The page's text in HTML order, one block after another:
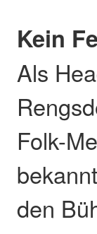
Kein
Als
Folk-
den